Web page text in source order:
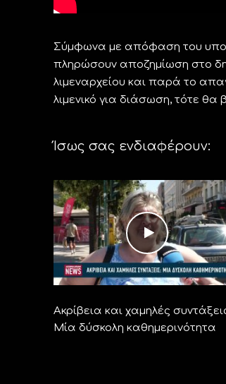
Σύμφωνα με απόφαση του
πληρώσουν αποζημίωση στο
λιμεναρχείου και παρά το
λιμενικό για διάσωση, τότε θα
Ίσως σας ενδιαφέρουν:
Ακρίβεια και χαμηλές
Μία δύσκολη καθημερινότητα